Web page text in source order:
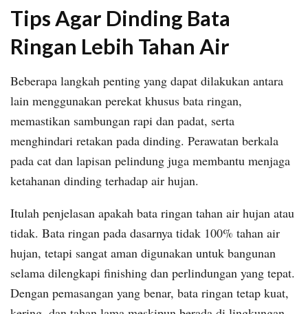
Tips Agar Dinding Bata
Ringan Lebih Tahan Air
Beberapa langkah penting yang dapat dilakukan antara
lain menggunakan perekat khusus bata ringan,
memastikan sambungan rapi dan padat, serta
menghindari retakan pada dinding. Perawatan berkala
pada cat dan lapisan pelindung juga membantu menjaga
ketahanan dinding terhadap air hujan.
Itulah penjelasan apakah bata ringan tahan air hujan atau
tidak. Bata ringan pada dasarnya tidak 100% tahan air
hujan, tetapi sangat aman digunakan untuk bangunan
selama dilengkapi finishing dan perlindungan yang tepat.
Dengan pemasangan yang benar, bata ringan tetap kuat,